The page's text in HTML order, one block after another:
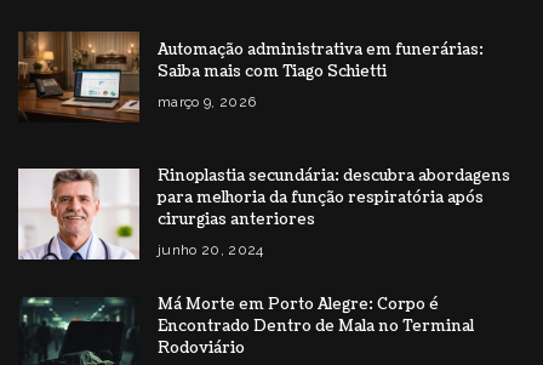
Automação administrativa em funerárias:
Saiba mais com Tiago Schietti
março 9, 2026
Rinoplastia secundária: descubra abordagens
para melhoria da função respiratória após
cirurgias anteriores
junho 20, 2024
Má Morte em Porto Alegre: Corpo é
Encontrado Dentro de Mala no Terminal
Rodoviário